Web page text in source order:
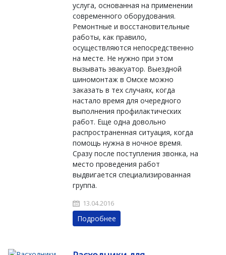
услуга, основанная на применении
современного оборудования.
Ремонтные и восстановительные
работы, как правило,
осуществляются непосредственно
на месте. Не нужно при этом
вызывать эвакуатор. Bыездной
шиномонтаж в Oмске можно
заказать в тех случаях, когда
настало время для очередного
выполнения профилактических
работ. Еще одна довольно
распространенная ситуация, когда
помощь нужна в ночное время.
Сразу после поступления звонка, на
место проведения работ
выдвигается специализированная
группа.
13.04.2016
Подробнее